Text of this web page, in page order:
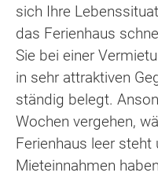
sich Ihre
das Ferienhaus
Sie bei einer
in sehr attraktiven
ständig belegt.
Wochen vergehen,
Ferienhaus leer steht
Mieteinnahmen